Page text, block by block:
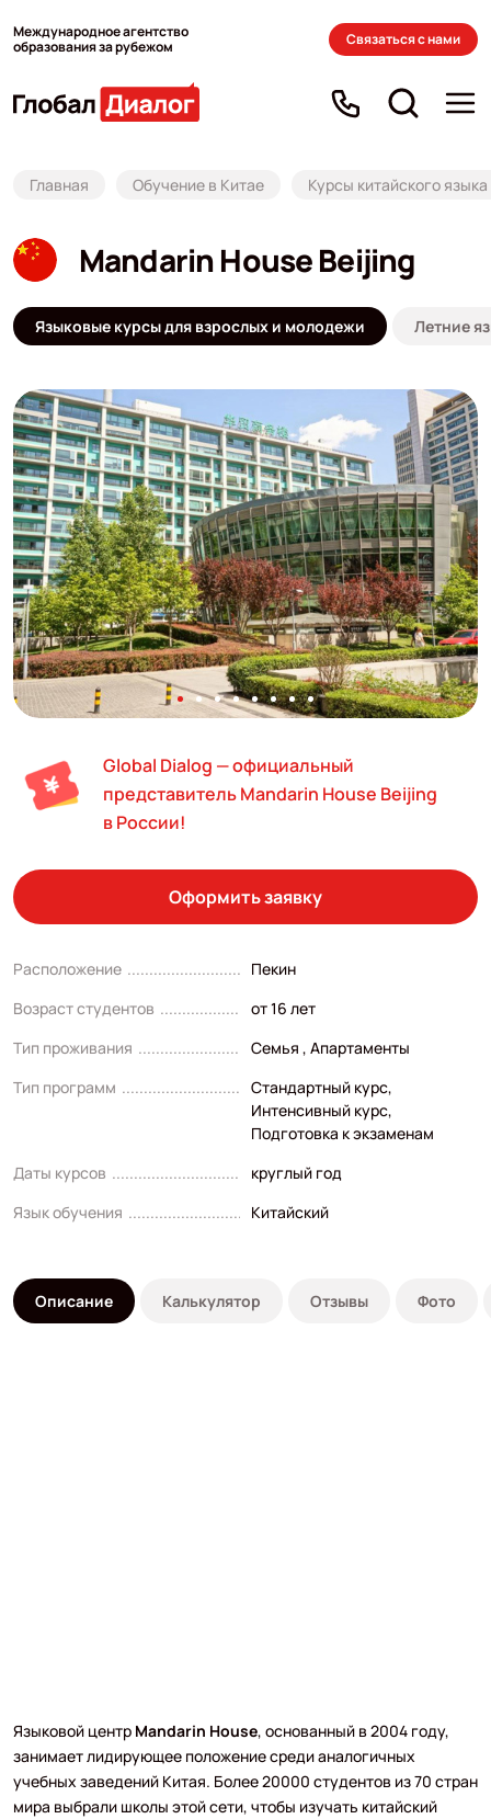
Международное агентство
образования за рубежом
Связаться с нами
Главная Обучение в Китае Курсы китайского
Mandarin House Beijing
Языковые курсы для взрослых и молодежи Летние
Global Dialog — официальный
представитель Mandarin House Beijing
в России!
Оформить заявку
Расположение
Пекин
Возраст студентов
от 16 лет
Тип проживания
Семья , Апартаменты
Тип программ
Стандартный курс,
Интенсивный курс,
Подготовка к экзаменам
Даты курсов
круглый год
Язык обучения
Китайский
Описание Калькулятор Отзывы Фото
Языковой центр Mandarin House, основанный в 2004 году,
занимает лидирующее положение среди аналогичных
учебных заведений Китая. Более 20000 студентов из 70 стран
мира выбрали школы этой сети, чтобы изучать китайский